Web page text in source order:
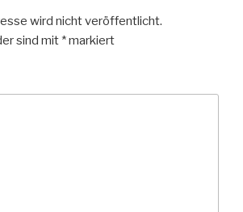
wird nicht veröffentlicht.
sind mit *markiert